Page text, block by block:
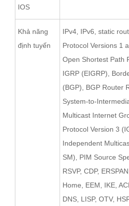
IOS
Khả năng
định tuyến
IPv4, IPv6, static
Protocol Versions 1
Open Shortest Path
IGRP (EIGRP),
(BGP), BGP Router
System-to-
Multicast Internet
Protocol Version 3
Independent
SM), PIM Source
RSVP, CDP,
Home, EEM, IKE,
DNS, LISP, OTV,